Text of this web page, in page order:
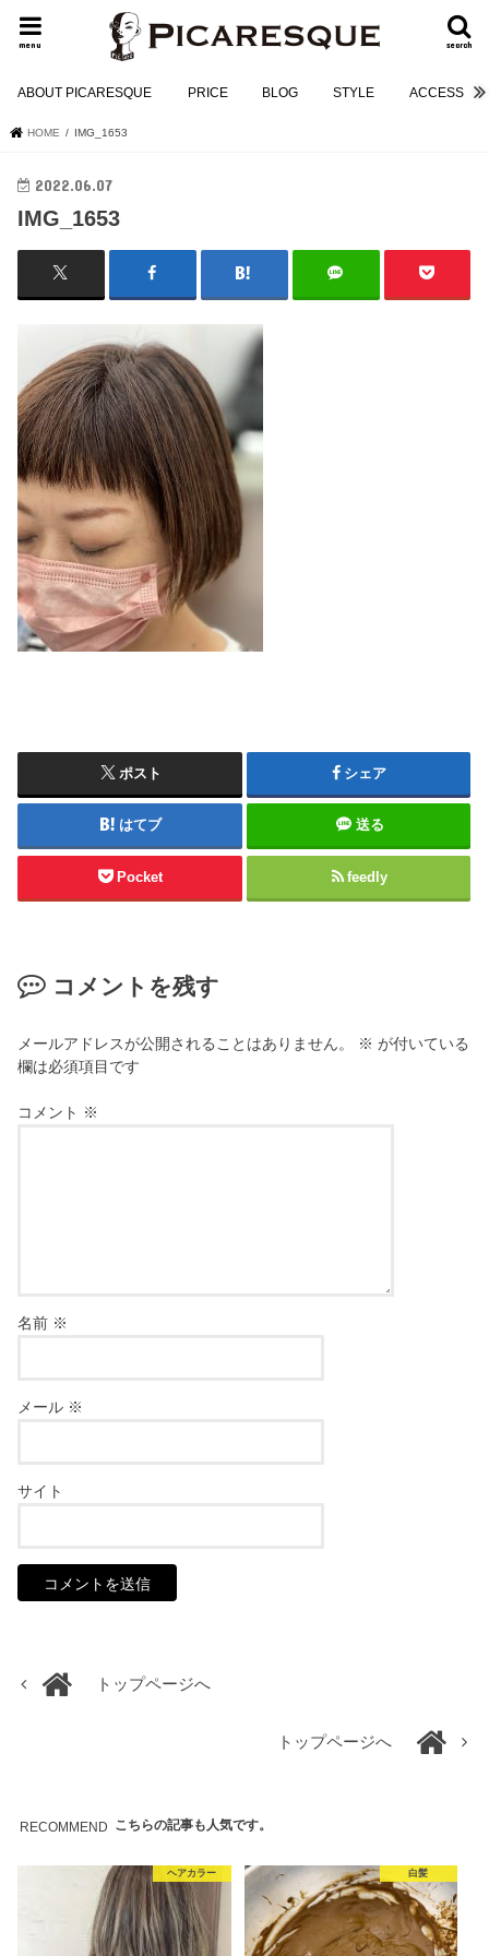
search
menu
ABOUT PICARESQUE PRICE BLOG STYLE ACCESS
HOME IMG_1653
2022.06.07
IMG_1653
ポスト シェア
はてブ 送る
Pocket feedly
コメントを残す
メールアドレスが公開されることはありません。 ※ が付いている
欄は必須項目です
コメント ※
名前 ※
メール ※
サイト
トップページへ
トップページへ
RECOMMEND こちらの記事も人気です。
ヘアカラー 白髪